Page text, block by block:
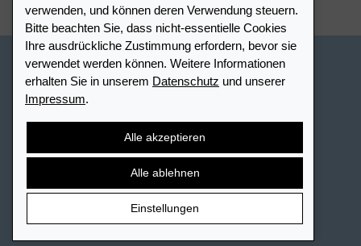
verwenden, und können deren Verwendung steuern.
Bitte beachten Sie, dass nicht-essentielle Cookies
Ihre ausdrückliche Zustimmung erfordern, bevor sie
verwendet werden können. Weitere Informationen
erhalten Sie in unserem Datenschutz und unserer
Impressum.
Alle akzeptieren
Alle ablehnen
Einstellungen
Schweiz - Deutsch
Cookie-Einstellungen
Vertrag widerrufen
© 2026 LEUCHTTURM. Alle Rechte vorbehalten.